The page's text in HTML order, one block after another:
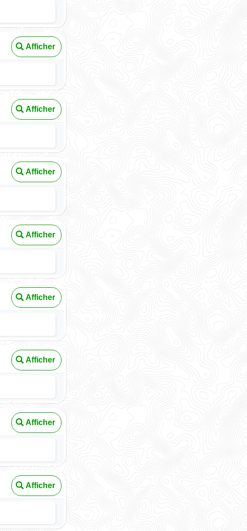
Afficher
Afficher
Afficher
Afficher
Afficher
Afficher
Afficher
Afficher